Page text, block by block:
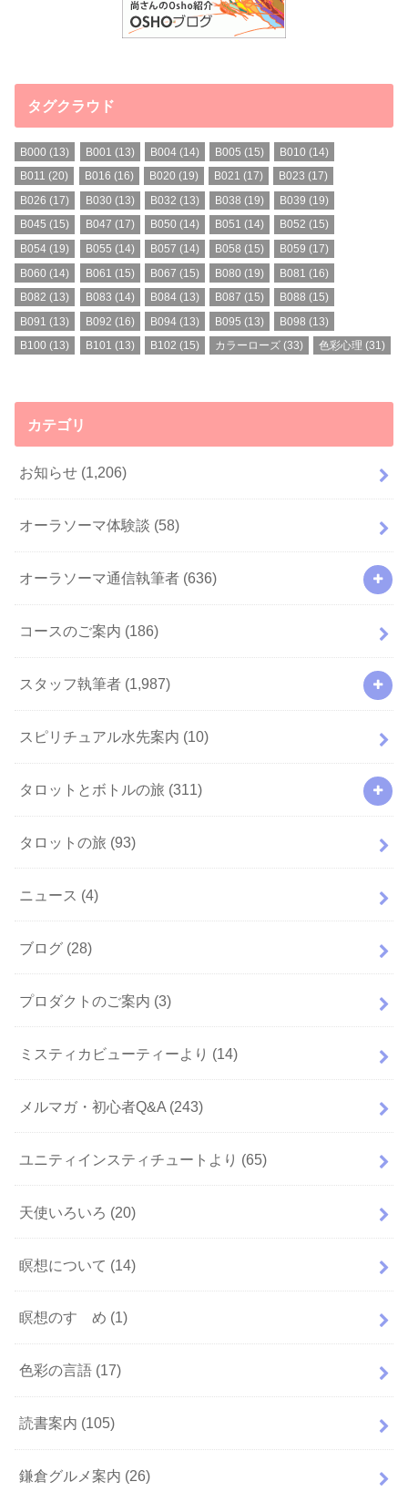
タグクラウド
B000 (13) B001 (13) B004(14) B005 (15) B010 (14)
B011 (20) B016 (16) B020 (19) B021 (17) B023 (17)
B026 (17) B030 (13) B032 (13) B038 (19) B039 (19)
B045 (15) B047 (17) B050 (14) B051 (14) B052 (15)
B054 (19) B055 (14) B057 (14) B058 (15) B059 (17)
B060 (14) B061 (15) B067 (15) B080 (19) B081 (16)
B082 (13) B083 (14) B084(13) B087 (15) B088 (15)
B091 (13) B092 (16) B094(13) B095 (13) B098 (13)
B100 (13) B101 (13) B102 (15) カラーローズ (33) 色彩心理 (31)
カテゴリ
お知らせ (1,206)
オーラソーマ体験談 (58)
オーラソーマ通信執筆者 (636)
コースのご案内 (186)
スタッフ執筆者 (1,987)
スピリチュアル水先案内 (10)
タロットとボトルの旅 (311)
タロットの旅 (93)
ニュース (4)
ブログ (28)
プロダクトのご案内 (3)
ミスティカビューティーより (14)
メルマガ・初心者Q&A (243)
ユニティインスティチュートより (65)
天使いろいろ (20)
瞑想について (14)
瞑想のすゝめ (1)
色彩の言語 (17)
読書案内 (105)
鎌倉グルメ案内 (26)